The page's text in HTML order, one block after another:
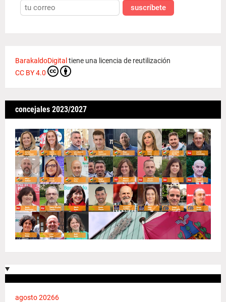
suscríbete
BarakaldoDigital tiene una licencia de reutilización
CC BY 4.0
concejales 2023/2027
agosto 20266